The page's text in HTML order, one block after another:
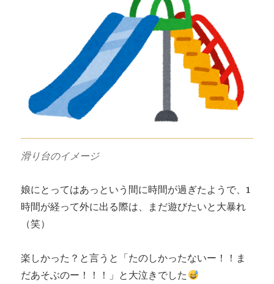
滑り台のイメージ
娘にとってはあっという間に時間が過ぎたようで、1
時間が経って外に出る際は、まだ遊びたいと大暴れ
（笑）
楽しかった？と言うと「たのしかったないー！！ま
だあそぶのー！！！」と大泣きでした